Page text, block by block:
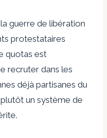
guerre de libération
protestataires
quotas est
recruter dans les
déjà partisanes du
un système de